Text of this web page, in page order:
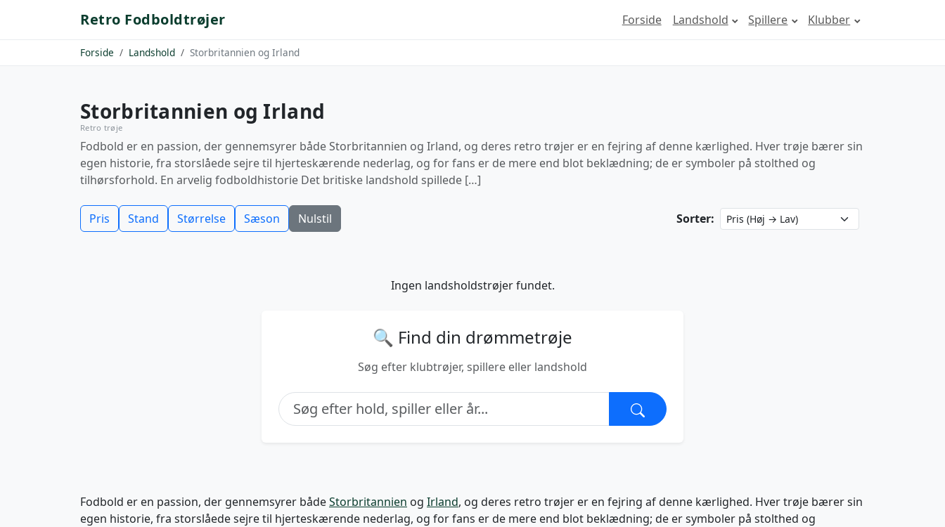
Retro Fodboldtrøjer Forside Landshold Spillere Klubber
Forside Landshold Storbritannien og Irland
Storbritannien og Irland
Retro trøje
Fodbold er en passion, der gennemsyrer både Storbritannien og Irland, og deres retro trøjer er en fejring af denne kærlighed. Hver trøje bærer sin
egen historie, fra storslåede sejre til hjerteskærende nederlag, og for fans er de mere end blot beklædning; de er symboler på stolthed og
tilhørsforhold. En arvelig fodboldhistorie Det britiske landshold spillede […]
Pris Stand Størrelse Sæson Nulstil Sorter:
Ingen landsholdstrøjer fundet.
🔍 Find din drømmetrøje
Søg efter klubtrøjer, spillere eller landshold
Fodbold er en passion, der gennemsyrer bådeStorbritannien og Irland, og deres retro trøjer er en fejring af denne kærlighed. Hver trøje bærer sin
egen historie, fra storslåede sejre til hjerteskærende nederlag, og for fans er de mere end blot beklædning; de er symboler på stolthed og